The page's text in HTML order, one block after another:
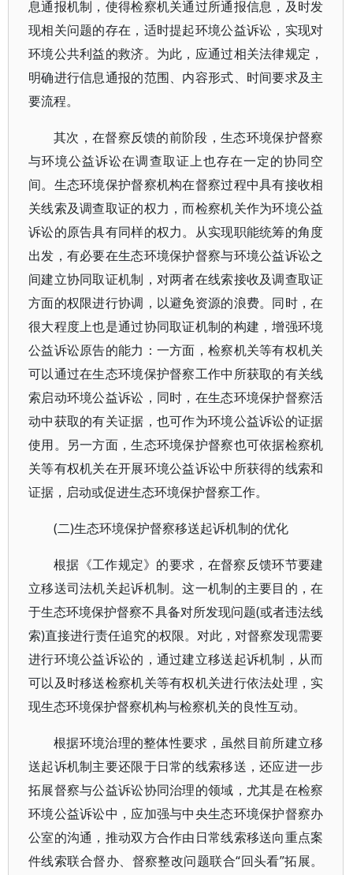
息通报机制，使得检察机关通过所通报信息，及时发
现相关问题的存在，适时提起环境公益诉讼，实现对
环境公共利益的救济。为此，应通过相关法律规定，
明确进行信息通报的范围、内容形式、时间要求及主
要流程。
其次，在督察反馈的前阶段，生态环境保护督察
与环境公益诉讼在调查取证上也存在一定的协同空
间。生态环境保护督察机构在督察过程中具有接收相
关线索及调查取证的权力，而检察机关作为环境公益
诉讼的原告具有同样的权力。从实现职能统筹的角度
出发，有必要在生态环境保护督察与环境公益诉讼之
间建立协同取证机制，对两者在线索接收及调查取证
方面的权限进行协调，以避免资源的浪费。同时，在
很大程度上也是通过协同取证机制的构建，增强环境
公益诉讼原告的能力：一方面，检察机关等有权机关
可以通过在生态环境保护督察工作中所获取的有关线
索启动环境公益诉讼，同时，在生态环境保护督察活
动中获取的有关证据，也可作为环境公益诉讼的证据
使用。另一方面，生态环境保护督察也可依据检察机
关等有权机关在开展环境公益诉讼中所获得的线索和
证据，启动或促进生态环境保护督察工作。
(二)生态环境保护督察移送起诉机制的优化
根据《工作规定》的要求，在督察反馈环节要建
立移送司法机关起诉机制。这一机制的主要目的，在
于生态环境保护督察不具备对所发现问题(或者违法线
索)直接进行责任追究的权限。对此，对督察发现需要
进行环境公益诉讼的，通过建立移送起诉机制，从而
可以及时移送检察机关等有权机关进行依法处理，实
现生态环境保护督察机构与检察机关的良性互动。
根据环境治理的整体性要求，虽然目前所建立移
送起诉机制主要还限于日常的线索移送，还应进一步
拓展督察与公益诉讼协同治理的领域，尤其是在检察
环境公益诉讼中，应加强与中央生态环境保护督察办
公室的沟通，推动双方合作由日常线索移送向重点案
件线索联合督办、督察整改问题联合“回头看”拓展。